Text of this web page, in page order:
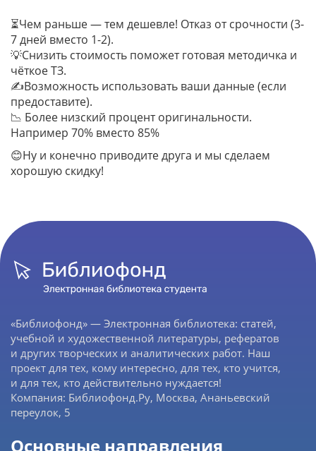
⏳Чем раньше — тем дешевле! Отказ от срочности (3-
7 дней вместо 1-2).
💡Cнизить стоимость поможет готовая методичка и
чёткое ТЗ.
✍Возможность использовать ваши данные (если
предоставите).
📉 Более низский процент оригинальности.
Например 70% вместо 85%
😊Ну и конечно приводите друга и мы сделаем
хорошую скидку!
«Библиофонд» — Электронная библиотека: статей,
учебной и художественной литературы, рефератов
и других творческих и аналитических работ. Наш
проект для тех, кому интересно, для тех, кто учится,
и для тех, кто действительно нуждается!
Компания: Библиофонд.Ру, Москва, Ананьевский
переулок, 5
Основные направления